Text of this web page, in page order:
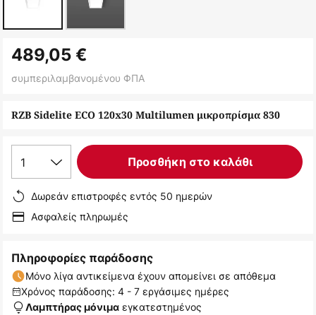
στην
αρχή
συλλογής
RZB Sidelite ECO 120x30 Multilumen μικροπρίσμα 830
489,05 €
συμπεριλαμβανομένου ΦΠΑ
1 Προσθήκη στο καλάθι
Δωρεάν επιστροφές εντός 50 ημερών
Ασφαλείς πληρωμές
Πληροφορίες παράδοσης
Μόνο λίγα αντικείμενα έχουν απομείνει σε απόθεμα
Χρόνος παράδοσης: 4 - 7 εργάσιμες ημέρες
Λαμπτήρας μόνιμα εγκατεστημένος